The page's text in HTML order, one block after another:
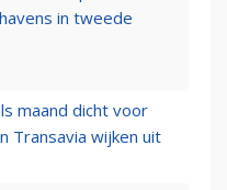
in tweede
maand dicht voor
Transavia wijken uit